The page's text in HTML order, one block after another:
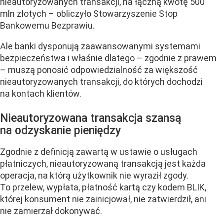
mln złotych – obliczyło Stowarzyszenie Stop
Bankowemu Bezprawiu.
Ale banki dysponują zaawansowanymi systemami
bezpieczeństwa i właśnie dlatego – zgodnie z prawem
– muszą ponosić odpowiedzialność za większość
nieautoryzowanych transakcji, do których dochodzi
na kontach klientów.
Nieautoryzowana transakcja szansą
na odzyskanie pieniędzy
Zgodnie z definicją zawartą w ustawie o usługach
płatniczych, nieautoryzowaną transakcją jest każda
operacja, na którą użytkownik nie wyraził zgody.
To przelew, wypłata, płatność kartą czy kodem BLIK,
której konsument nie zainicjował, nie zatwierdził, ani
nie zamierzał dokonywać.